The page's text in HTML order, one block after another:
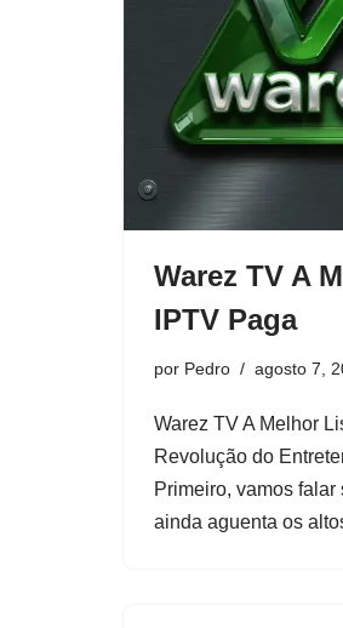
Warez TV A
IPTV Paga
por Pedro agosto 7,
Warez TV A Melhor
Revolução do
Primeiro, vamos
ainda aguenta os